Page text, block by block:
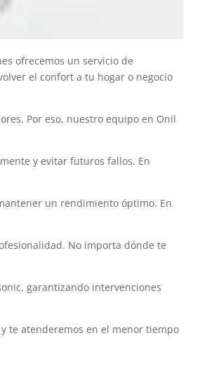
ofrecemos un servicio de
el confort a tu hogar o negocio
Por eso, nuestro equipo en Onil
y evitar futuros fallos. En
un rendimiento óptimo. En
No importa dónde te
garantizando intervenciones
te atenderemos en el menor tiempo